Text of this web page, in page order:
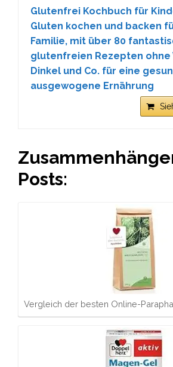
Glutenfrei Kochbuch für
Gluten kochen und backen
Familie, mit über 80
glutenfreien Rezepten ohne
Dinkel und Co. für eine
ausgewogene Ernährung
Posts:
Vergleich der besten Online-